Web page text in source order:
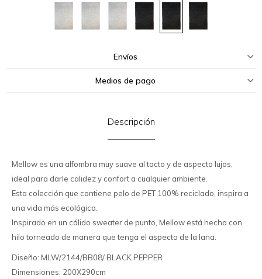
Envíos
Medios de pago
Descripción
Mellow es una alfombra muy suave al tacto y de aspecto lujos,
ideal para darle calidez y confort a cualquier ambiente.
Esta colección que contiene pelo de PET 100% reciclado, inspira a
una vida más ecológica.
Inspirado en un cálido sweater de punto, Mellow está hecha con
hilo torneado de manera que tenga el aspecto de la lana.
Diseño: MLW/2144/BB08/ BLACK PEPPER
Dimensiones: 200X290cm